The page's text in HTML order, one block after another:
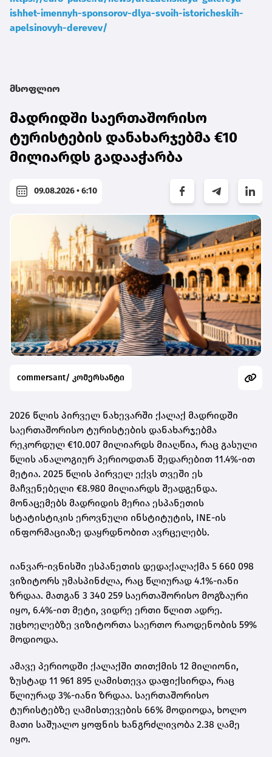
ishhet-imennyh-sponsorov-dlya-svoih-istoricheskih-
apelsinovyh-derevev/
მსოფლიო
მადრიდში საერთაშორისო
ტურისტების დანახარჯებმა €10
მილიარდს გადააჭარბა
09.08.2026 • 6:10
commersant/ კომერსანტი
2026 წლის პირველ ნახევარში ქალაქ მადრიდში
საერთაშორისო ტურისტების დანახარჯებმა
რეკორდულ €10.007 მილიარდს მიაღწია, რაც გასული
წლის ანალოგიურ პერიოდთან შედარებით 11.4%-ით
მეტია. 2025 წლის პირველ ექვს თვეში ეს
მაჩვენებელი €8.980 მილიარდს შეადგენდა.
მონაცემებს მადრიდის მერია ესპანეთის
სტატისტიკის ეროვნული ინსტიტუტის, INE-ის
ინფორმაციაზე დაყრდნობით ავრცელებს.
იანვარ-ივნისში ესპანეთის დედაქალაქმა 5 660 098
ვიზიტორს უმასპინძლა, რაც წლიურად 4.1%-იანი
ზრდაა. მათგან 3 340 259 საერთაშორისო მოგზაური
იყო, 6.4%-ით მეტი, ვიდრე ერთი წლით ადრე.
უცხოელებზე ვიზიტორთა საერთო რაოდენობის 59%
მოდიოდა.
ამავე პერიოდში ქალაქში თითქმის 12 მილიონი,
ზუსტად 11 961 895 ღამისთევა დაფიქსირდა, რაც
წლიურად 3%-იანი ზრდაა. საერთაშორისო
ტურისტებზე ღამისთევების 66% მოდიოდა, ხოლო
მათი საშუალო ყოფნის ხანგრძლივობა 2.38 ღამე
იყო.